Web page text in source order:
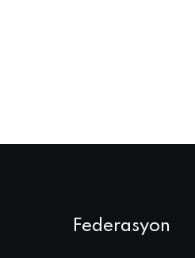
Federasyon